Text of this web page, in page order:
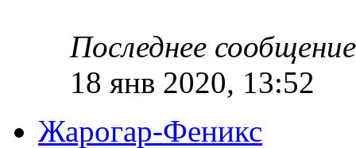
Последнее
18 янв 2020, 13:52
Жарогар-Феникс